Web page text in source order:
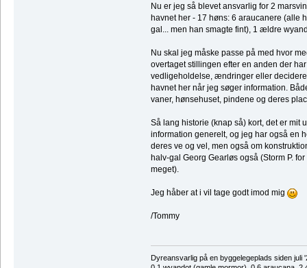
Nu er jeg så blevet ansvarlig for 2
havnet her - 17 høns: 6 araucanere (alle
gal... men han smagte fint), 1 ældre
Nu skal jeg måske passe på med hvor
overtaget stillingen efter en anden der
vedligeholdelse, ændringer eller
havnet her når jeg søger information.
vaner, hønsehuset, pindene og deres
Så lang historie (knap så) kort, det er
information generelt, og jeg har også en
deres ve og vel, men også om
halv-gal Georg Gearløs også (Storm P.
meget).
Jeg håber at i vil tage godt imod mig
/Tommy
Dyreansvarlig på en byggelegeplads siden juli